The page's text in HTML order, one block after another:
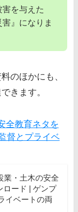
を与えた
』になりま
のほかにも、
きます。
全教育ネタを
督とプライベ
業・土木の安全
ロード | ゲンプ
イベートの両